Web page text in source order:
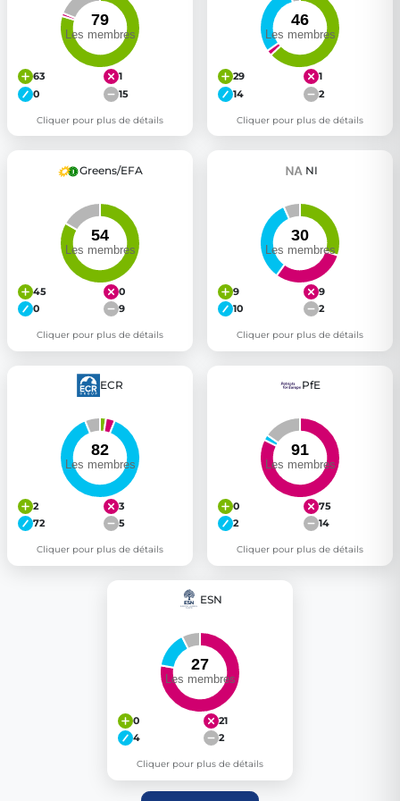
63
1
0
15
Cliquer pour plus de détails
29
1
14
2
Cliquer pour plus de détails
Greens/EFA
45
0
0
9
Cliquer pour plus de détails
NI
9
9
10
2
Cliquer pour plus de détails
ECR
2
3
72
5
Cliquer pour plus de détails
PfE
0
75
2
14
Cliquer pour plus de détails
ESN
0
21
4
2
Cliquer pour plus de détails